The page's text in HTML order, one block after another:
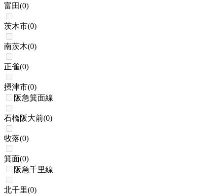
富田(0)
茨木市(0)
南茨木(0)
正雀(0)
摂津市(0)
阪急箕面線
石橋阪大前(0)
牧落(0)
箕面(0)
阪急千里線
北千里(0)